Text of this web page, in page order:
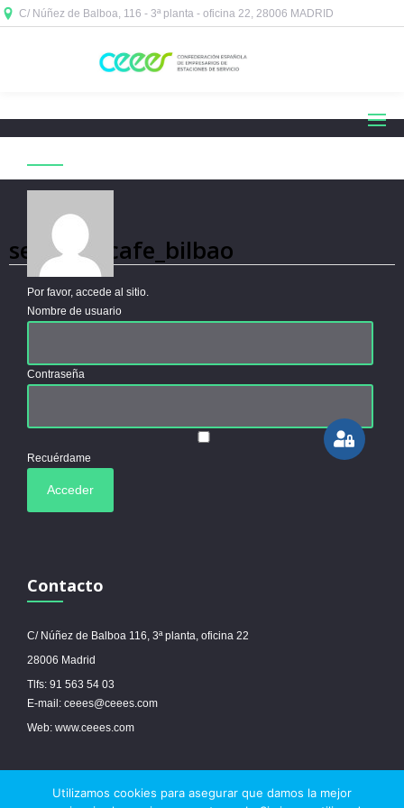
C/ Núñez de Balboa, 116 - 3ª planta - oficina 22, 28006 MADRID
security_cafe_bilbao
Por favor, accede al sitio.
Nombre de usuario
Contraseña
Recuérdame
Contacto
C/ Núñez de Balboa 116, 3ª planta, oficina 22
28006 Madrid
Tlfs: 91 563 54 03
E-mail: ceees@ceees.com
Web: www.ceees.com
© 2017 Ceees - Sitio web desarrollado por espa.es-Aviso legal -Política de
Utilizamos cookies para asegurar que damos la mejor